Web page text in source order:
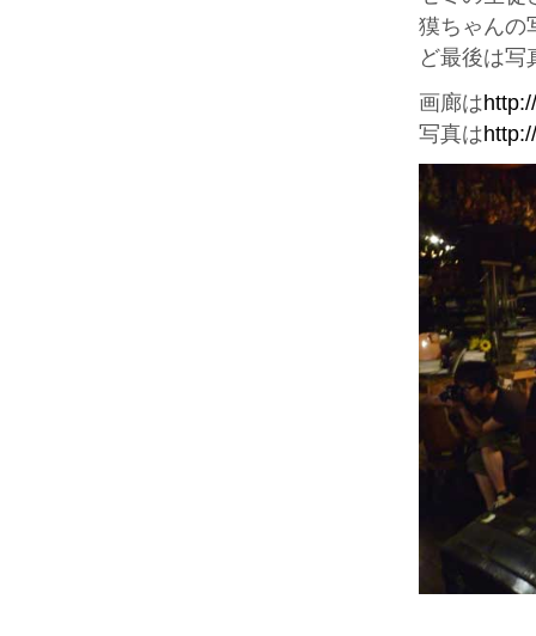
獏ちゃんの
ど最後は写
画廊は
写真は